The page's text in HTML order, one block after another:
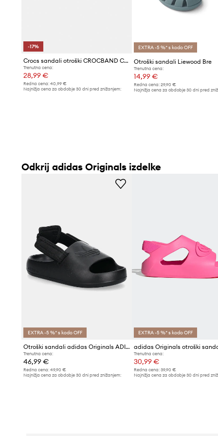
daje sandalom
-17%
Crocs sandali otroški CROCBAND CRUISER SANDAL
Trenutna cena:
28,99 €
Redna cena: 40,99 €
Najnižja cena za obdobje 30 dni pred znižanjem:
EXTRA -5 %* s kodo OFF
Otroški sandali Liewood Bre
Trenutna cena:
14,99 €
Redna cena:29,90 €
Najnižja cena za obdobje 30 dni pred
Odkrij adidas Originals izdelke
EXTRA -5 %* s kodo OFF
Otroški sandali adidas Originals ADIFOM ADILETTE
Trenutna cena:
46,99 €
Redna cena: 49,90 €
Najnižja cena za obdobje 30 dni pred znižanjem:
EXTRA -5 %* s kodo OFF
Trenutna cena:
30,99 €
Redna cena:39,90 €
Najnižja cena za obdobje 30 dni pred